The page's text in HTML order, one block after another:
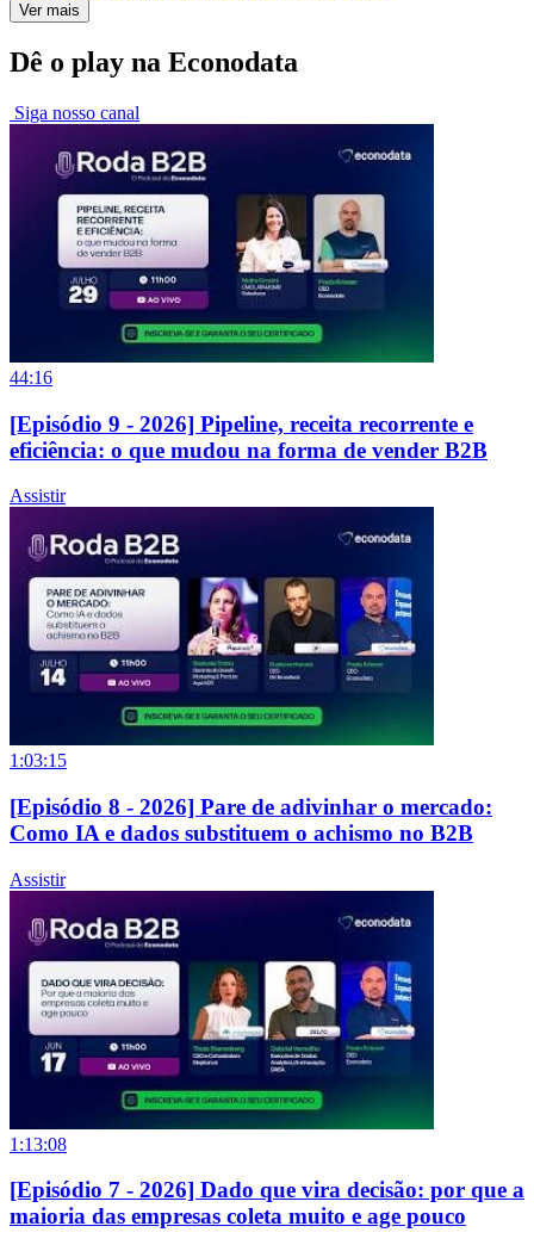
Ver mais
Dê o play na Econodata
Siga nosso canal
44:16
[Episódio 9 - 2026] Pipeline, receita recorrente e
eficiência: o que mudou na forma de vender B2B
Assistir
1:03:15
[Episódio 8 - 2026] Pare de adivinhar o mercado:
Como IA e dados substituem o achismo no B2B
Assistir
1:13:08
[Episódio 7 - 2026] Dado que vira decisão: por que a
maioria das empresas coleta muito e age pouco